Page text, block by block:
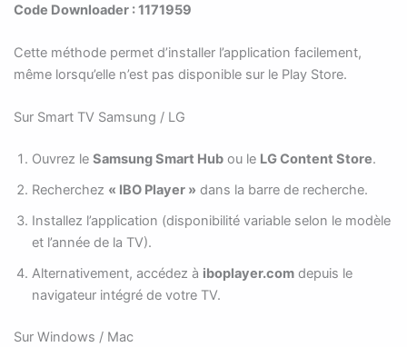
Code Downloader : 1171959
Cette méthode permet d’installer l’application facilement,
même lorsqu’elle n’est pas disponible sur le Play Store.
Sur Smart TV Samsung / LG
Ouvrez le Samsung Smart Hubou le LG Content Store.
Recherchez « IBO Player » dans la barre de recherche.
Installez l’application (disponibilité variable selon le modèle
et l’année de la TV).
Alternativement, accédez à iboplayer.comdepuis le
navigateur intégré de votre TV.
Sur Windows / Mac